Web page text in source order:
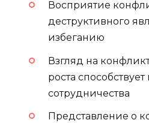
Восприятие
деструктивного
избеганию
Взгляд на
роста
сотрудничества
Представление о